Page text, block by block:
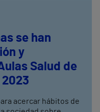
se han
y
Salud de
acercar hábitos de